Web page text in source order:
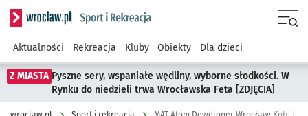
Serwis informacyjny wroclaw.pl podserwis: Sport i rekreacja
Aktualności Rekreacja Kluby Obiekty Dla dzieci
Z MIASTA Pyszne sery, wspaniałe wędliny, wyborne słodkości. W
Rynku do niedzieli trwa Wrocławska Feta [ZDJĘCIA]